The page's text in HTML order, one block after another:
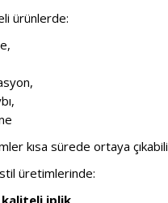
ürünlerde:
kısa sürede ortaya
üretimlerinde:
iplik,